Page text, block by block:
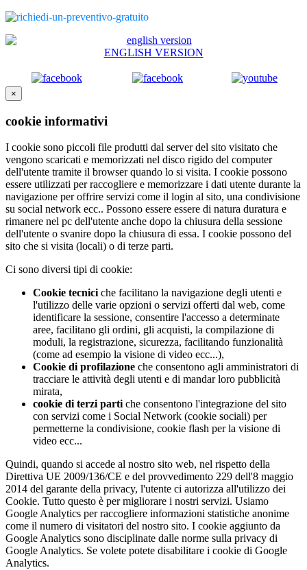
ENGLISH VERSION
×
cookie informativi
I cookie sono piccoli file produtti dal server del sito visitato che
vengono scaricati e memorizzati nel disco rigido del computer
dell'utente tramite il browser quando lo si visita. I cookie possono
essere utilizzati per raccogliere e memorizzare i dati utente durante la
navigazione per offrire servizi come il login al sito, una condivisione
su social network ecc.. Possono essere essere di natura duratura e
rimanere nel pc dell'utente anche dopo la chiusura della sessione
dell'utente o svanire dopo la chiusura di essa. I cookie possono del
sito che si visita (locali) o di terze parti.
Ci sono diversi tipi di cookie:
Cookie tecnici che facilitano la navigazione degli utenti e
l'utilizzo delle varie opzioni o servizi offerti dal web, come
identificare la sessione, consentire l'accesso a determinate
aree, facilitano gli ordini, gli acquisti, la compilazione di
moduli, la registrazione, sicurezza, facilitando funzionalità
(come ad esempio la visione di video ecc...),
Cookie di profilazione che consentono agli amministratori di
tracciare le attività degli utenti e di mandar loro pubblicità
mirata,
cookie di terzi parti che consentono l'integrazione del sito
con servizi come i Social Network (cookie sociali) per
permetterne la condivisione, cookie flash per la visione di
video ecc...
Quindi, quando si accede al nostro sito web, nel rispetto della
Direttiva UE 2009/136/CE e del provvedimento 229 dell'8 maggio
2014 del garante della privacy, l'utente ci autorizza all'utilizzo dei
Cookie. Tutto questo è per migliorare i nostri servizi. Usiamo
Google Analytics per raccogliere informazioni statistiche anonime
come il numero di visitatori del nostro sito. I cookie aggiunto da
Google Analytics sono disciplinate dalle norme sulla privacy di
Google Analytics. Se volete potete disabilitare i cookie di Google
Analytics.